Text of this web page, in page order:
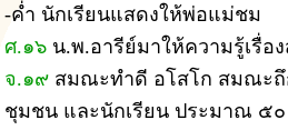
-ค่ำ นักเรียนแสดงให้พ่อแม่ชม
ศ.๑๖น.พ.อารีย์มาให้ความรู้เรื่อ
จ.๑๙สมณะทำดี อโสโก สมณะ
ชุมชน และนักเรียน ประมาณ ๕